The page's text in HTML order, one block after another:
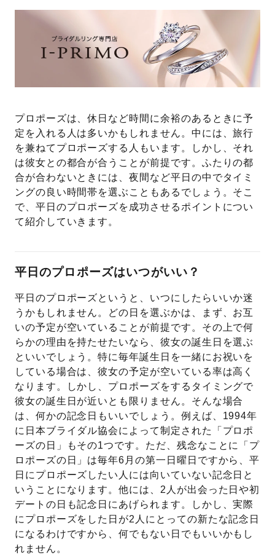
プロポーズは、休日など時間に余裕のあるときに予
定を入れる人は多いかもしれません。中には、旅行
を兼ねてプロポーズする人もいます。しかし、それ
は彼女との都合が合うことが前提です。ふたりの都
合が合わないときには、夜間など平日の中でタイミ
ングの良い時間帯を選ぶこともあるでしょう。そこ
で、平日のプロポーズを成功させるポイントについ
て紹介していきます。
平日のプロポーズはいつがいい？
平日のプロポーズというと、いつにしたらいいか迷
うかもしれません。どの日を選ぶかは、まず、お互
いの予定が空いていることが前提です。その上で何
らかの理由を持たせたいなら、彼女の誕生日を選ぶ
といいでしょう。特に毎年誕生日を一緒にお祝いを
している場合は、彼女の予定が空いている率は高く
なります。しかし、プロポーズをするタイミングで
彼女の誕生日が近いとも限りません。そんな場合
は、何かの記念日もいいでしょう。例えば、1994年
に日本ブライダル協会によって制定された「プロポ
ーズの日」もその1つです。ただ、残念なことに「プ
ロポーズの日」は毎年6月の第一日曜日ですから、平
日にプロポーズしたい人には向いていない記念日と
いうことになります。他には、2人が出会った日や初
デートの日も記念日にあげられます。しかし、実際
にプロポーズをした日が2人にとっての新たな記念日
になるわけですから、何でもない日でもいいかもし
れません。
言葉
I-PRIMO公式オンラインショップ
Follow us on